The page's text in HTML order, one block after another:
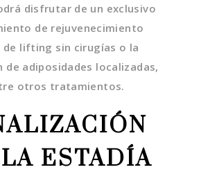
disfrutar de un exclusivo
de rejuvenecimiento
de lifting sin cirugías o la
de adiposidades localizadas,
otros tratamientos.
ESTADÍA